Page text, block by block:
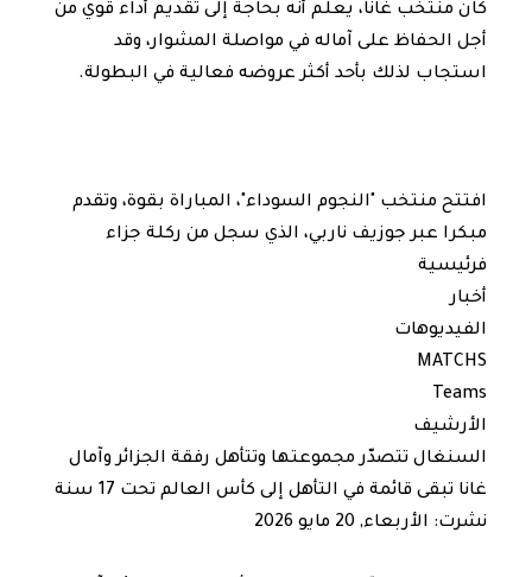
كان منتخب غانا، يعلم أنه بحاجة إلى تقديم أداء قوي من
أجل الحفاظ على آماله في مواصلة المشوار، وقد
استجاب لذلك بأحد أكثر عروضه فعالية في البطولة.
افتتح منتخب "النجوم السوداء"، المباراة بقوة، وتقدم
مبكرا عبر جوزيف ناربي، الذي سجل من ركلة جزاء
فرئيسية
أخبار
الفيديوهات
MATCHS
Teams
الأرشيف
السنغال تتصدّر مجموعتها وتتأهل رفقة الجزائر وآمال
غانا تبقى قائمة في التأهل إلى كأس العالم تحت 17 سنة
نشرت: الأربعاء, 20 مايو 2026